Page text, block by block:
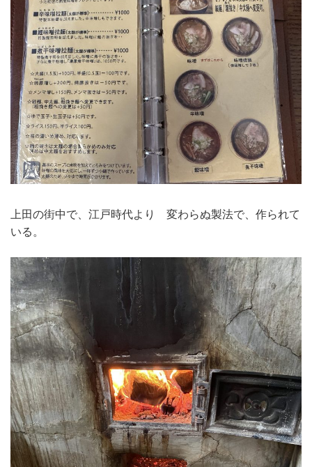
上田の街中で、江戸時代より 変わらぬ製法で、作られて
いる。